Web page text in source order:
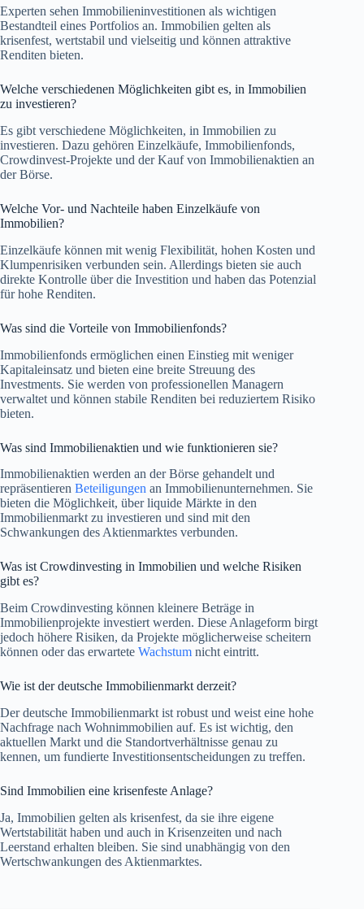
Experten sehen Immobilieninvestitionen als wichtigen
Bestandteil eines Portfolios an. Immobilien gelten als
krisenfest, wertstabil und vielseitig und können attraktive
Renditen bieten.
Welche verschiedenen Möglichkeiten gibt es, in Immobilien
zu investieren?
Es gibt verschiedene Möglichkeiten, in Immobilien zu
investieren. Dazu gehören Einzelkäufe, Immobilienfonds,
Crowdinvest-Projekte und der Kauf von Immobilienaktien an
der Börse.
Welche Vor- und Nachteile haben Einzelkäufe von
Immobilien?
Einzelkäufe können mit wenig Flexibilität, hohen Kosten und
Klumpenrisiken verbunden sein. Allerdings bieten sie auch
direkte Kontrolle über die Investition und haben das Potenzial
für hohe Renditen.
Was sind die Vorteile von Immobilienfonds?
Immobilienfonds ermöglichen einen Einstieg mit weniger
Kapitaleinsatz und bieten eine breite Streuung des
Investments. Sie werden von professionellen Managern
verwaltet und können stabile Renditen bei reduziertem Risiko
bieten.
Was sind Immobilienaktien und wie funktionieren sie?
Immobilienaktien werden an der Börse gehandelt und
repräsentieren Beteiligungen an Immobilienunternehmen. Sie
bieten die Möglichkeit, über liquide Märkte in den
Immobilienmarkt zu investieren und sind mit den
Schwankungen des Aktienmarktes verbunden.
Was ist Crowdinvesting in Immobilien und welche Risiken
gibt es?
Beim Crowdinvesting können kleinere Beträge in
Immobilienprojekte investiert werden. Diese Anlageform birgt
jedoch höhere Risiken, da Projekte möglicherweise scheitern
können oder das erwartete Wachstum nicht eintritt.
Wie ist der deutsche Immobilienmarkt derzeit?
Der deutsche Immobilienmarkt ist robust und weist eine hohe
Nachfrage nach Wohnimmobilien auf. Es ist wichtig, den
aktuellen Markt und die Standortverhältnisse genau zu
kennen, um fundierte Investitionsentscheidungen zu treffen.
Sind Immobilien eine krisenfeste Anlage?
Ja, Immobilien gelten als krisenfest, da sie ihre eigene
Wertstabilität haben und auch in Krisenzeiten und nach
Leerstand erhalten bleiben. Sie sind unabhängig von den
Wertschwankungen des Aktienmarktes.